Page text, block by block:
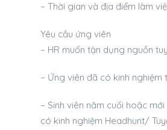
– Thời gian và địa điểm làm
Yêu cầu ứng viên
– HR muốn tận dụng nguồn
– Ứng viên đã có kinh
– Sinh viên năm cuối hoặc
có kinh nghiệm Headhunt/